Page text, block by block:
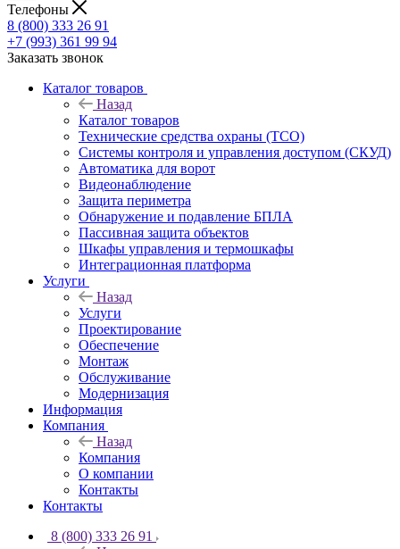
Телефоны
8 (800) 333 26 91
+7 (993) 361 99 94
Заказать звонок
Каталог товаров
Назад
Каталог товаров
Технические средства охраны (ТСО)
Системы контроля и управления доступом (СКУД)
Автоматика для ворот
Видеонаблюдение
Защита периметра
Обнаружение и подавление БПЛА
Пассивная защита объектов
Шкафы управления и термошкафы
Интеграционная платформа
Услуги
Назад
Услуги
Проектирование
Обеспечение
Монтаж
Обслуживание
Модернизация
Информация
Компания
Назад
Компания
О компании
Контакты
Контакты
8 (800) 333 26 91